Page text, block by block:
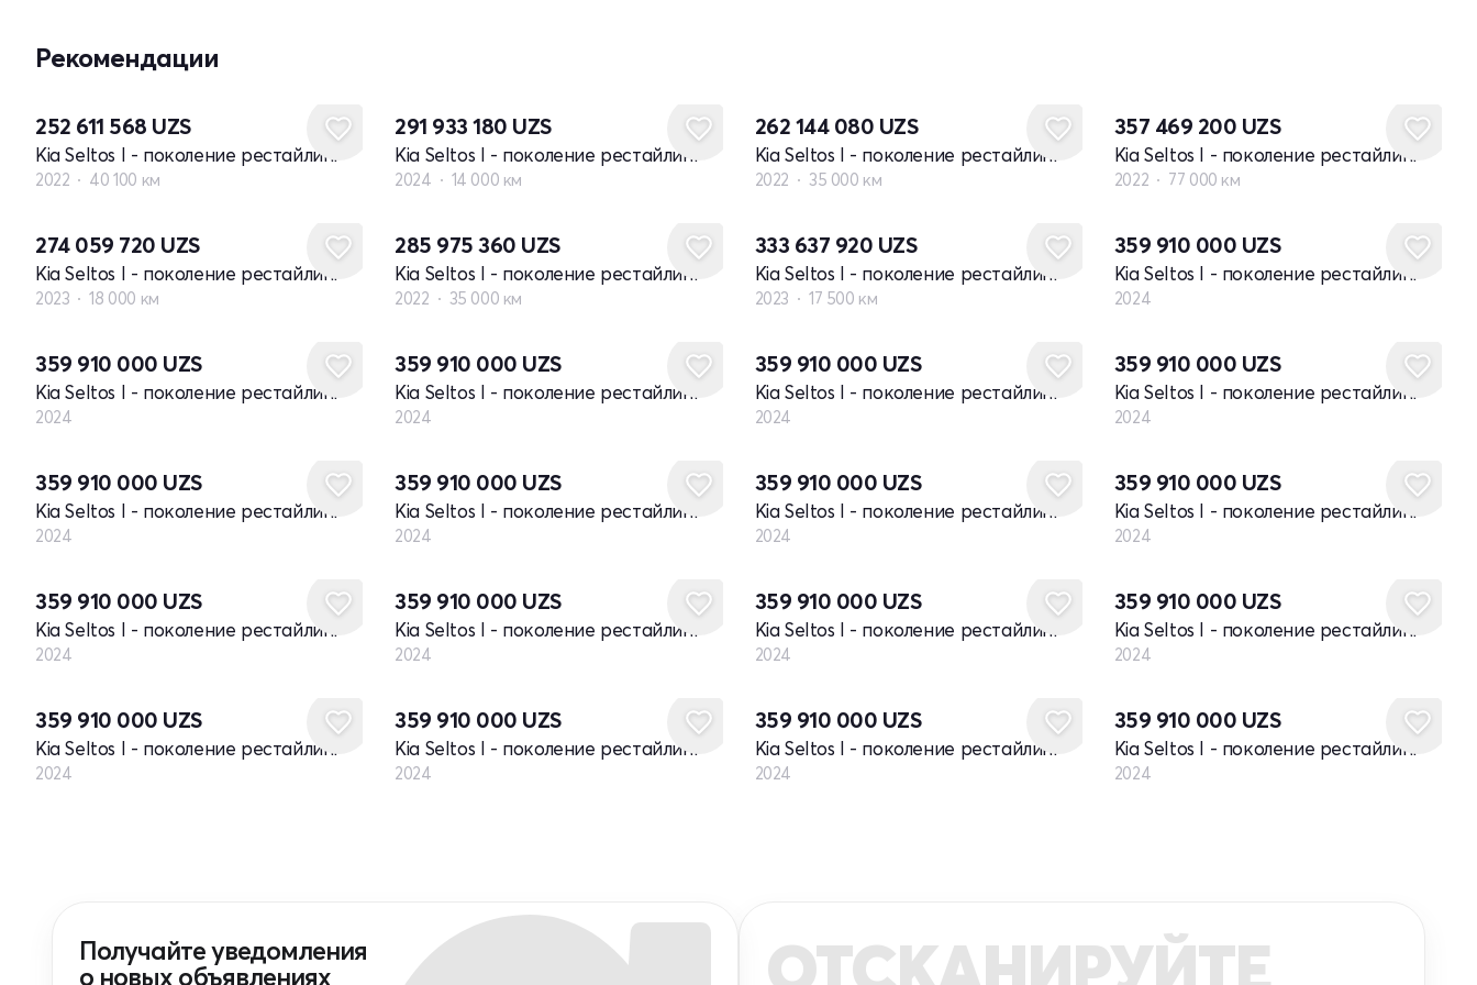
Рекомендации
252 611 568 UZS
Kia Seltos I - поколение рестайлинг
2022 40 100 км
291 933 180 UZS
Kia Seltos I - поколение рестайлинг
2024 14 000 км
262 144 080 UZS
Kia Seltos I - поколение рестайлинг
2022 35 000 км
357 469 200 UZS
Kia Seltos I - поколение рестайлинг
2022 77 000 км
274 059 720 UZS
Kia Seltos I - поколение рестайлинг
2023 18 000 км
285 975 360 UZS
Kia Seltos I - поколение рестайлинг
2022 35 000 км
333 637 920 UZS
Kia Seltos I - поколение рестайлинг
2023 17 500 км
359 910 000 UZS
Kia Seltos I - поколение рестайлинг
2024
359 910 000 UZS
Kia Seltos I - поколение рестайлинг
2024
359 910 000 UZS
Kia Seltos I - поколение рестайлинг
2024
359 910 000 UZS
Kia Seltos I - поколение рестайлинг
2024
359 910 000 UZS
Kia Seltos I - поколение рестайлинг
2024
359 910 000 UZS
Kia Seltos I - поколение рестайлинг
2024
359 910 000 UZS
Kia Seltos I - поколение рестайлинг
2024
359 910 000 UZS
Kia Seltos I - поколение рестайлинг
2024
359 910 000 UZS
Kia Seltos I - поколение рестайлинг
2024
359 910 000 UZS
Kia Seltos I - поколение рестайлинг
2024
359 910 000 UZS
Kia Seltos I - поколение рестайлинг
2024
359 910 000 UZS
Kia Seltos I - поколение рестайлинг
2024
359 910 000 UZS
Kia Seltos I - поколение рестайлинг
2024
359 910 000 UZS
Kia Seltos I - поколение рестайлинг
2024
359 910 000 UZS
Kia Seltos I - поколение рестайлинг
2024
359 910 000 UZS
Kia Seltos I - поколение рестайлинг
2024
359 910 000 UZS
Kia Seltos I - поколение рестайлинг
2024
Получайте уведомления
о новых объявлениях
ОТСКАНИРУЙТЕ